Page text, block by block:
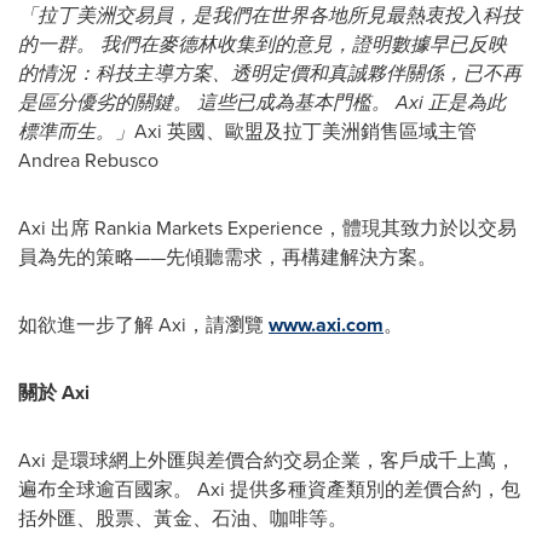
「拉丁美洲交易員，是我們在世界各地所見最熱衷投入科技
的一群。 我們在麥德林收集到的意見，證明數據早已反映
的情況：科技主導方案、透明定價和真誠夥伴關係，已不再
是區分優劣的關鍵。 這些已成為基本門檻。 Axi 正是為此
標準而生。」 Axi 英國、歐盟及拉丁美洲銷售區域主管
Andrea Rebusco
Axi 出席 Rankia Markets Experience，體現其致力於以交易
員為先的策略——先傾聽需求，再構建解決方案。
如欲進一步了解 Axi，請瀏覽 www.axi.com。
關於 Axi
Axi 是環球網上外匯與差價合約交易企業，客戶成千上萬，
遍布全球逾百國家。 Axi 提供多種資產類別的差價合約，包
括外匯、股票、黃金、石油、咖啡等。